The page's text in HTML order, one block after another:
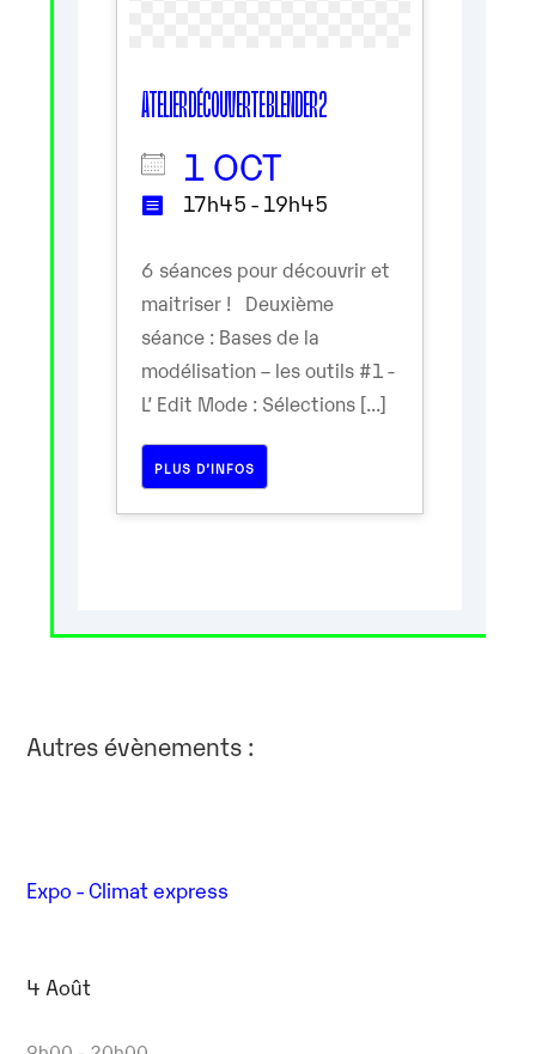
ATELIER DÉCOUVERTE BLENDER 2
1 OCT
17h45 - 19h45
6 séances pour découvrir et
maitriser ! Deuxième
séance : Bases de la
modélisation – les outils #1 -
L’ Edit Mode : Sélections [...]
PLUS D’INFOS
Autres évènements :
Expo - Climat express
4 Août